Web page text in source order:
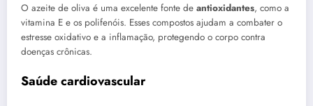
O azeite de oliva é uma excelente fonte de antioxidantes, como a
vitamina E e os polifenóis. Esses compostos ajudam a combater o
estresse oxidativo e a inflamação, protegendo o corpo contra
doenças crônicas.
Saúde cardiovascular